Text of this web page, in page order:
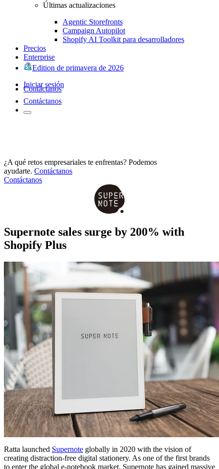
Últimas actualizaciones
Agentic Storefronts
Campaign Autopilot
Shopify AI Toolkit para desarrolladores
Precios
Enterprise
Edition de primavera de 2026
Iniciar sesión
Contáctanos
Contáctanos
¿A qué retos empresariales te enfrentas? Podemos
ayudarte. Contáctanos
Contáctanos
Supernote sales surge by 200% with
Shopify Plus
Ratta launched Supernote globally in 2020 with the vision of
creating distraction-free digital stationery. As one of the first brands
to enter the global e-notebook market, Supernote has gained massive